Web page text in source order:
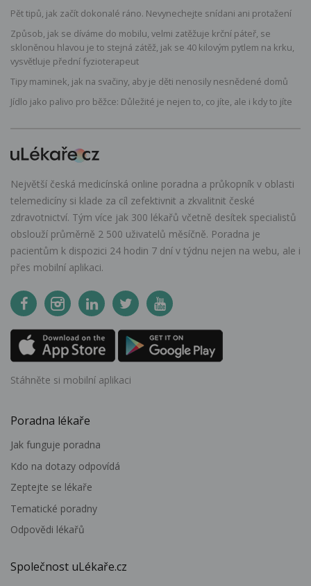
Pět tipů, jak začít dokonalé ráno. Nevynechejte snídani ani protažení
Způsob, jak se díváme do mobilu, velmi zatěžuje krční páteř, se
skloněnou hlavou je to stejná zátěž, jak se 40 kilovým pytlem na krku,
vysvětluje přední fyzioterapeut
Tipy maminek, jak na svačiny, aby je děti nenosily nesnědené domů
Jídlo jako palivo pro běžce: Důležité je nejen to, co jíte, ale i kdy to jíte
Největší česká medicínská online poradna a průkopník v oblasti
telemedicíny si klade za cíl zefektivnit a zkvalitnit české
zdravotnictví. Tým více jak 300 lékařů včetně desítek specialistů
obslouží průměrně 2 500 uživatelů měsíčně. Poradna je
pacientům k dispozici 24 hodin 7 dní v týdnu nejen na webu, ale i
přes mobilní aplikaci.
Stáhněte si mobilní aplikaci
Poradna lékaře
Jak funguje poradna
Kdo na dotazy odpovídá
Zeptejte se lékaře
Tematické poradny
Odpovědi lékařů
Společnost uLékaře.cz